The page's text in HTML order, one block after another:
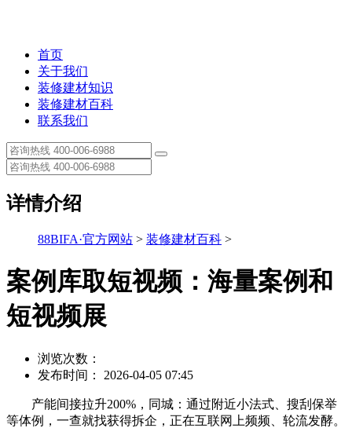
首页
关于我们
装修建材知识
装修建材百科
联系我们
详情介绍
88BIFA·官方网站 > 装修建材百科 >
案例库取短视频：海量案例和
短视频展
浏览次数：
发布时间： 2026-04-05 07:45
产能间接拉升200%，同城：通过附近小法式、搜刮保举
等体例，一查就找获得拆企，正在互联网上频频、轮流发酵。